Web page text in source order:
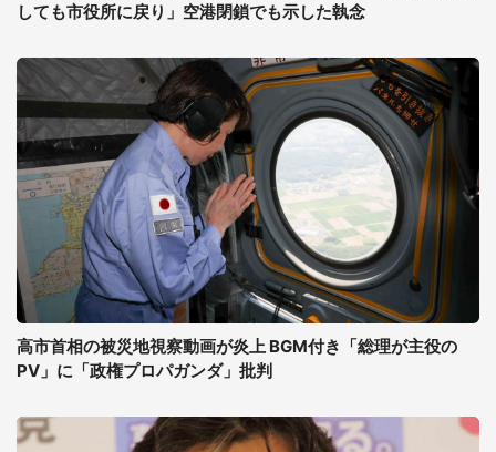
しても市役所に戻り」空港閉鎖でも示した執念
高市首相の被災地視察動画が炎上 BGM付き「総理が主役の
PV」に「政権プロパガンダ」批判